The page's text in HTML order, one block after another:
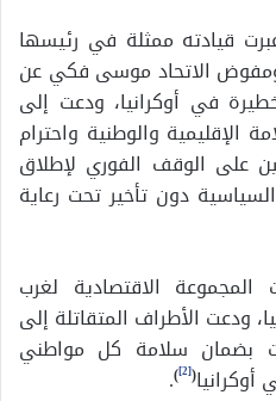
قيادته ممثلة في رئيسها
الاتحاد موسى فكي عن
في أوكرانيا، ودعت إلى
الإقليمية والوطنية واحترام
على الوقف الفوري لإطلاق
دون تأخير تحت رعاية
الاقتصادية لغرب
ودعت الأطراف المتقاتلة إلى
بضمان سلامة كل مواطني
(
[2]
)
.